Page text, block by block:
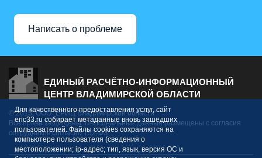
Написать о проблеме
ЕДИНЫЙ РАСЧЁТНО-ИНФОРМАЦИОННЫЙ
ЦЕНТР ВЛАДИМИРСКОЙ ОБЛАСТИ
© 2015. ООО "ЕРИЦ Владимирской области"
Все права защищены. Персональные данные размещены с согласия
сотрудников согласно 152-ФЗ.
Для качественного предоставления услуг, сайт
eric33.ru собирает метаданные вновь зашедших
пользователей. Файлы cookies сохраняются на
компьютере пользователя (сведения о
местоположении; ip-адрес; тип, язык, версия ОС и